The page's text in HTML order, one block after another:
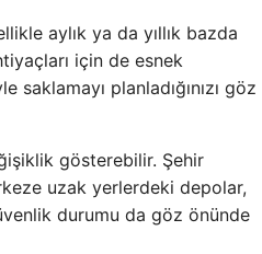
aylık ya da yıllık bazda
için de esnek
planladığınızı göz
gösterebilir. Şehir
uzak yerlerdeki depolar,
durumu da göz önünde